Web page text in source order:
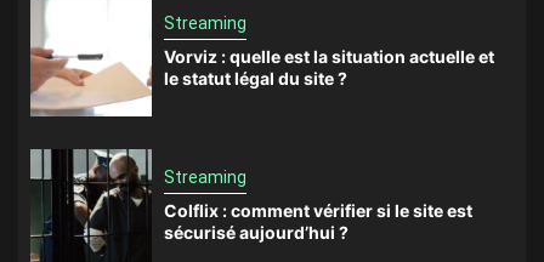
Streaming
Vorviz : quelle est la situation actuelle et
le statut légal du site ?
Streaming
Colflix : comment vérifier si le site est
sécurisé aujourd’hui ?